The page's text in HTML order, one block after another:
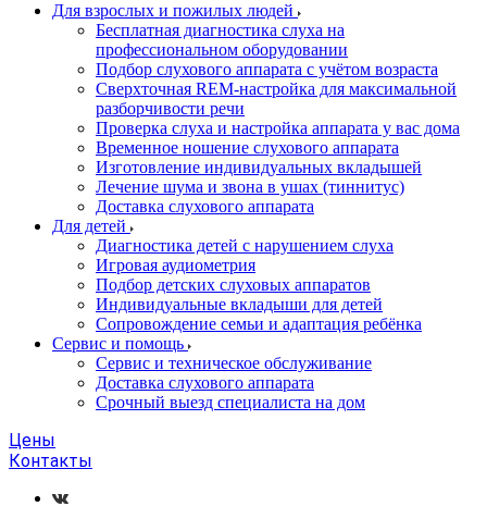
Для взрослых и пожилых людей
Бесплатная диагностика слуха на
профессиональном оборудовании
Подбор слухового аппарата с учётом возраста
Сверхточная REM-настройка для максимальной
разборчивости речи
Проверка слуха и настройка аппарата у вас дома
Временное ношение слухового аппарата
Изготовление индивидуальных вкладышей
Лечение шума и звона в ушах (тиннитус)
Доставка слухового аппарата
Для детей
Диагностика детей с нарушением слуха
Игровая аудиометрия
Подбор детских слуховых аппаратов
Индивидуальные вкладыши для детей
Сопровождение семьи и адаптация ребёнка
Сервис и помощь
Сервис и техническое обслуживание
Доставка слухового аппарата
Срочный выезд специалиста на дом
Цены
Контакты